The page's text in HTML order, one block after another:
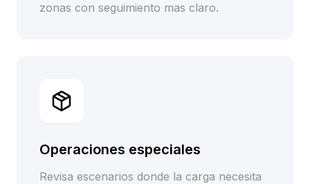
zonas con seguimiento mas claro.
Operaciones especiales
Revisa escenarios donde la carga necesita